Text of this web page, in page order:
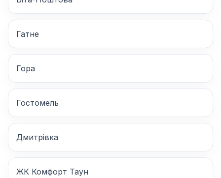
Гатне
Гора
Гостомель
Дмитрівка
ЖК Комфорт Таун